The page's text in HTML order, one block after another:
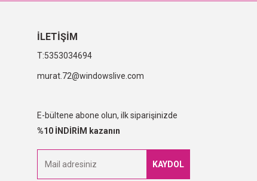
İLETİŞİM
5353034694
murat.72@windowslive.com
E-bültene abone olun, ilk siparişinizde
%10 İNDİRİM kazanın
KAYDOL